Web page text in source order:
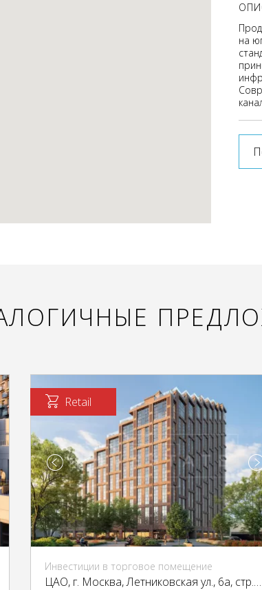
на
Retail
Инвестиции в торговое помещение
ЦАО, г. Москва, Летниковская ул., 6а, стр. 1,2,3,7,10